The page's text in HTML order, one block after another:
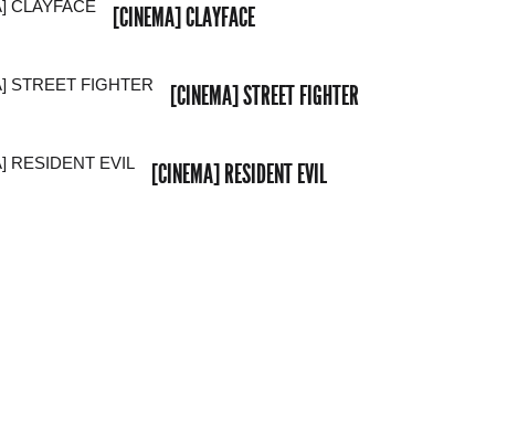
[CINEMA] CLAYFACE
[CINEMA] STREET FIGHTER
[CINEMA] RESIDENT EVIL